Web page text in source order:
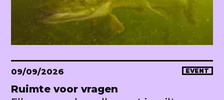
09/09/2026 EVENT
Ruimte voor vragen